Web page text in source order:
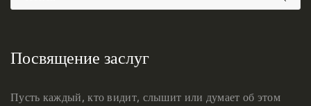
Посвящение заслуг
Пусть каждый, кто видит, слышит или думает об этом